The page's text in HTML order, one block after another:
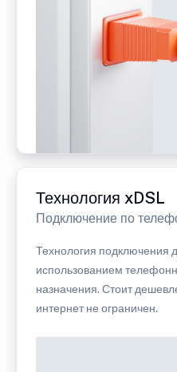
Технология xDSL
Подключение по
Технология подключения
использованием
назначения. Стоит
интернет не ограничен.